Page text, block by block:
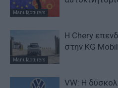
Manufacturers
Manufacturers
Η Chery
στην KG
VW: Η